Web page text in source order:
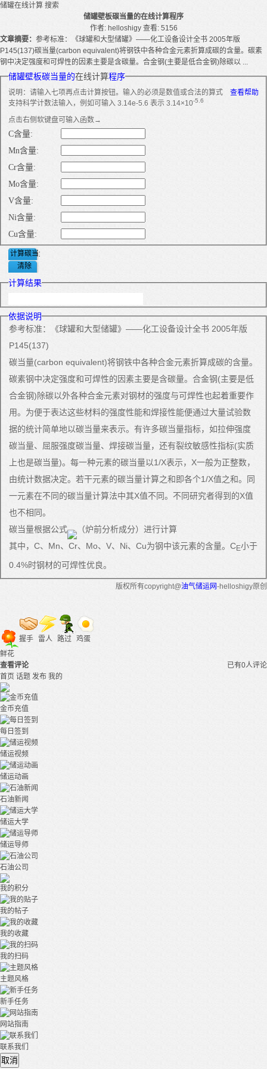
储罐在线计算 搜索
储罐壁板碳当量的在线计算程序
作者: helloshigy 查看: 5156
文章摘要： 参考标准：《球罐和大型储罐》——化工设备设计全书 2005年版
P145(137)碳当量(carbon equivalent)将钢铁中各种合金元素折算成碳的含量。碳素
钢中决定强度和可焊性的因素主要是含碳量。合金钢(主要是低合金钢)除碳以 ...
储罐壁板碳当量的在线计算程序
说明：请输入七项再点击计算按钮。输入的必须是数值或合法的算式
支持科学计数法输入，例如可输入 3.14e-5.6 表示 3.14×10-5.6
点击右侧软键盘可输入函数→
查看帮助
C含量:
Mn含量:
Cr含量:
Mo含量:
V含量:
Ni含量:
Cu含量:
计算结果
依据说明
参考标准：《球罐和大型储罐》——化工设备设计全书 2005年版
P145(137)
碳当量(carbon equivalent)将钢铁中各种合金元素折算成碳的含量。
碳素钢中决定强度和可焊性的因素主要是含碳量。合金钢(主要是低
合金钢)除碳以外各种合金元素对钢材的强度与可焊性也起着重要作
用。为便于表达这些材料的强度性能和焊接性能便通过大量试验数
据的统计简单地以碳当量来表示。有许多碳当量指标，如拉伸强度
碳当量、屈服强度碳当量、焊接碳当量，还有裂纹敏感性指标(实质
上也是碳当量)。每一种元素的碳当量以1/X表示，X一般为正整数，
由统计数据决定。若干元素的碳当量计算之和即各个1/X值之和。同
一元素在不同的碳当量计算法中其X值不同。不同研究者得到的X值
也不相同。
碳当量根据公式
（炉前分析成分）进行计算
其中，C、Mn、Cr、Mo、V、Ni、Cu为钢中该元素的含量。CE小于
0.4%时钢材的可焊性优良。
版权所有copyright@油气储运网-helloshigy原创
鲜花
握手 雷人 路过 鸡蛋
已有0人评论
查看评论
首页 话题 发布 我的
金币充值
每日签到
储运视频
储运动画
石油新闻
储运大学
储运导师
石油公司
我的积分
我的帖子
我的收藏
我的扫码
主题风格
新手任务
网站指南
联系我们
取消